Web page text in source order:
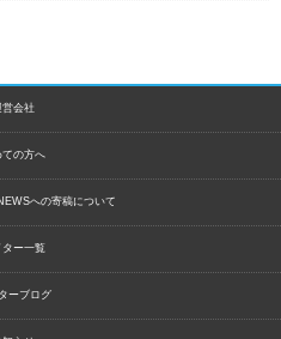
営会社
ての方へ
への寄稿について
ター一覧
ーブログ